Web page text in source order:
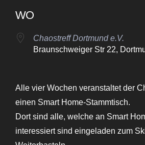
WO
Chaostreff Dortmund e.V.
Braunschweiger Str 22,
Alle vier Wochen veranstaltet der
einen Smart Home-Stammtisch.
Dort sind alle, welche an Smart
interessiert sind eingeladen zum